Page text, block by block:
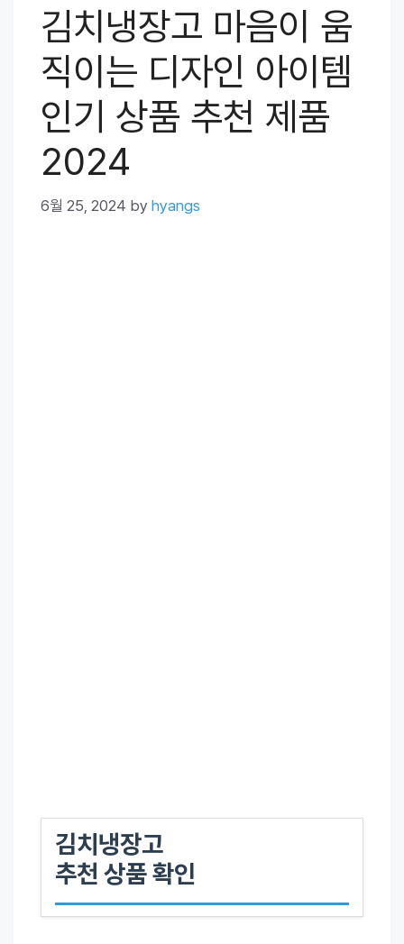
김치냉장고 마음이 움
직이는 디자인 아이템
인기 상품 추천 제품
2024
6월 25, 2024 by hyangs
김치냉장고
추천 상품 확인